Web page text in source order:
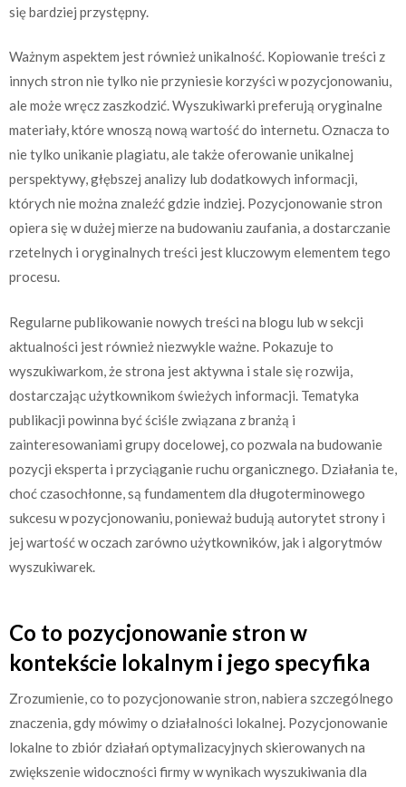
się bardziej przystępny.
Ważnym aspektem jest również unikalność. Kopiowanie treści z
innych stron nie tylko nie przyniesie korzyści w pozycjonowaniu,
ale może wręcz zaszkodzić. Wyszukiwarki preferują oryginalne
materiały, które wnoszą nową wartość do internetu. Oznacza to
nie tylko unikanie plagiatu, ale także oferowanie unikalnej
perspektywy, głębszej analizy lub dodatkowych informacji,
których nie można znaleźć gdzie indziej. Pozycjonowanie stron
opiera się w dużej mierze na budowaniu zaufania, a dostarczanie
rzetelnych i oryginalnych treści jest kluczowym elementem tego
procesu.
Regularne publikowanie nowych treści na blogu lub w sekcji
aktualności jest również niezwykle ważne. Pokazuje to
wyszukiwarkom, że strona jest aktywna i stale się rozwija,
dostarczając użytkownikom świeżych informacji. Tematyka
publikacji powinna być ściśle związana z branżą i
zainteresowaniami grupy docelowej, co pozwala na budowanie
pozycji eksperta i przyciąganie ruchu organicznego. Działania te,
choć czasochłonne, są fundamentem dla długoterminowego
sukcesu w pozycjonowaniu, ponieważ budują autorytet strony i
jej wartość w oczach zarówno użytkowników, jak i algorytmów
wyszukiwarek.
Co to pozycjonowanie stron w
kontekście lokalnym i jego specyfika
Zrozumienie, co to pozycjonowanie stron, nabiera szczególnego
znaczenia, gdy mówimy o działalności lokalnej. Pozycjonowanie
lokalne to zbiór działań optymalizacyjnych skierowanych na
zwiększenie widoczności firmy w wynikach wyszukiwania dla